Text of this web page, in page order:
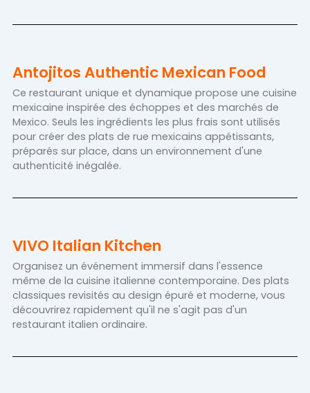
Antojitos Authentic Mexican Food
Ce restaurant unique et dynamique propose une cuisine
mexicaine inspirée des échoppes et des marchés de
Mexico. Seuls les ingrédients les plus frais sont utilisés
pour créer des plats de rue mexicains appétissants,
préparés sur place, dans un environnement d'une
authenticité inégalée.
VIVO Italian Kitchen
Organisez un événement immersif dans l'essence
même de la cuisine italienne contemporaine. Des plats
classiques revisités au design épuré et moderne, vous
découvrirez rapidement qu'il ne s'agit pas d'un
restaurant italien ordinaire.